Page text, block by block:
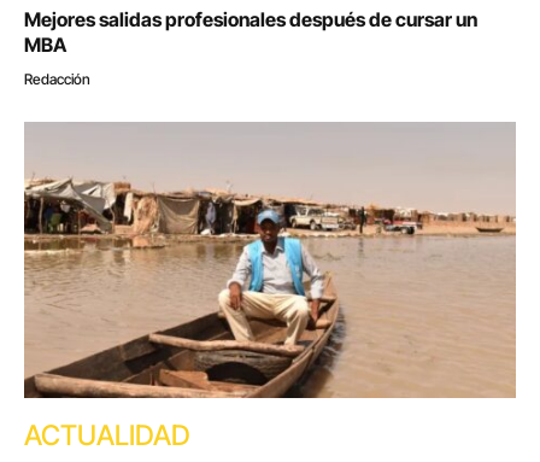
Mejores salidas profesionales después de cursar un
MBA
Redacción
ACTUALIDAD